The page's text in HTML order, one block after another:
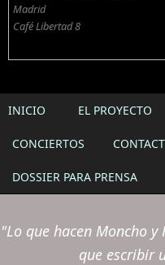
Madrid
Café Libertad 8
INICIO EL PROYECTO
CONCIERTOS
DOSSIER PARA PRENSA
"Lo que hacen Moncho
que escribir